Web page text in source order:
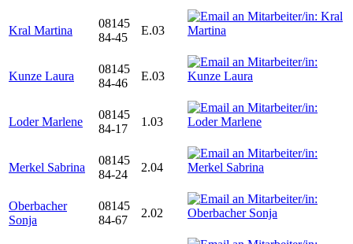
Kral Martina
08145
84-45
E.03
Kunze Laura
08145
84-46
E.03
Loder Marlene
08145
84-17
1.03
Merkel Sabrina
08145
84-24
2.04
Oberbacher
Sonja
08145
84-67
2.02